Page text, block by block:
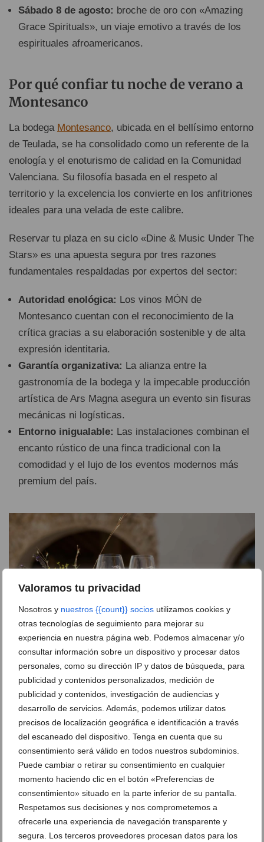
Valoramos tu privacidad
Nosotros y nuestros {{count}} socios utilizamos cookies y
otras tecnologías de seguimiento para mejorar su
experiencia en nuestra página web. Podemos almacenar y/o
consultar información sobre un dispositivo y procesar datos
personales, como su dirección IP y datos de búsqueda, para
publicidad y contenidos personalizados, medición de
publicidad y contenidos, investigación de audiencias y
desarrollo de servicios. Además, podemos utilizar datos
precisos de localización geográfica e identificación a través
del escaneado del dispositivo. Tenga en cuenta que su
consentimiento será válido en todos nuestros subdominios.
Puede cambiar o retirar su consentimiento en cualquier
momento haciendo clic en el botón «Preferencias de
consentimiento» situado en la parte inferior de su pantalla.
Respetamos sus decisiones y nos comprometemos a
ofrecerle una experiencia de navegación transparente y
segura. Los terceros proveedores procesan datos para los
Sábado 8 de agosto: broche de oro con «Amazing
Grace Spirituals», un viaje emotivo a través de los
espirituales afroamericanos.
Por qué confiar tu noche de verano a
Montesanco
La bodega Montesanco, ubicada en el bellísimo entorno
de Teulada, se ha consolidado como un referente de la
enología y el enoturismo de calidad en la Comunidad
Valenciana. Su filosofía basada en el respeto al
territorio y la excelencia los convierte en los anfitriones
ideales para una velada de este calibre.
Reservar tu plaza en su ciclo «Dine & Music Under The
Stars» es una apuesta segura por tres razones
fundamentales respaldadas por expertos del sector:
Autoridad enológica: Los vinos MÓN de
Montesanco cuentan con el reconocimiento de la
crítica gracias a su elaboración sostenible y de alta
expresión identitaria.
Garantía organizativa: La alianza entre la
gastronomía de la bodega y la impecable producción
artística de Ars Magna asegura un evento sin fisuras
mecánicas ni logísticas.
Entorno inigualable: Las instalaciones combinan el
encanto rústico de una finca tradicional con la
comodidad y el lujo de los eventos modernos más
premium del país.
Por qué confiar tu noche de verano a Montesanco
Contacta con Montesanco
CV 460/Ctra Utiel- Los Isidros Km 7 46 340
Ver en Google Maps
609 42 78 58